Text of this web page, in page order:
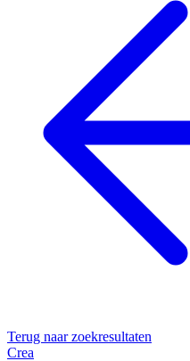
Terug naar zoekresultaten
Crea